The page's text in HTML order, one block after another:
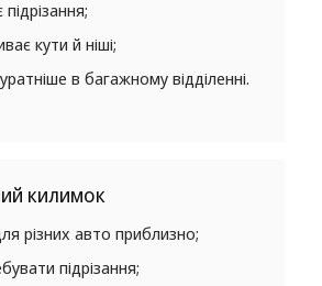
кути й ніші;
в багажному відділенні.
килимок
різних авто приблизно;
підрізання;